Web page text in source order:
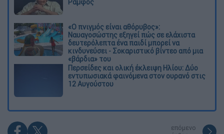
Κινητά τηλέφωνα: Πώς θα τα
χρησιμοποιήσετε σωστά στις διακοπές - Τι
να προσέξετε σε ίντερνετ και συσκευές
Λάρισα: Συνοδός ασθενή έδειρε γιατρούς
στα επείγοντα περιστατικά
Δημήτρης Γιαννέτος: «Να βγεις νικητής και
όχι θύμα» - Η σεξουαλική παρενόχληση και
το μπούλινγκ που δέχτηκε στην παιδική του
ηλικία